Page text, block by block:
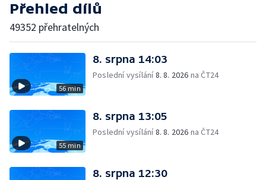
Přehled dílů
49352 přehratelných
56 min
8. srpna 14:03
Poslední vysílání8. 8. 2026 na ČT24
55 min
8. srpna 13:05
Poslední vysílání8. 8. 2026 na ČT24
8. srpna 12:30